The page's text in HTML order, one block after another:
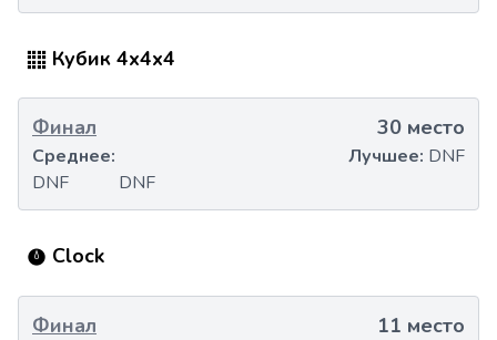
Кубик 4x4x4
Финал 30 место
DNF DNF
Среднее: Лучшее: DNF
Clock
Финал 11 место